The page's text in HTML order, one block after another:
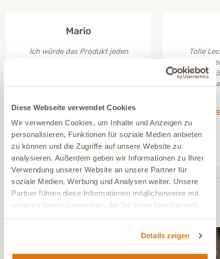
Diese Webseite verwendet Cookies
Wir verwenden Cookies, um Inhalte und Anzeigen zu
personalisieren, Funktionen für soziale Medien anbieten
zu können und die Zugriffe auf unsere Website zu
analysieren. Außerdem geben wir Informationen zu Ihrer
Verwendung unserer Website an unsere Partner für
soziale Medien, Werbung und Analysen weiter. Unsere
Partner führen diese Informationen möglicherweise mit
weiteren Daten zusammen, die Sie ihnen bereitgestellt
Details zeigen
Mario
Ich würde das Produkt jeden
Tolle
Training
sind für
da sie
CHEWING
Du benötigst Unterstützung? Hier
kannst Du uns ganz bequem erreichen.